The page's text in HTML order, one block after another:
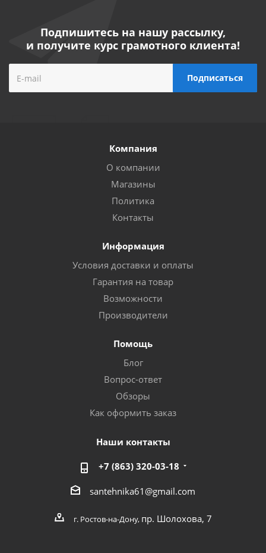
Подпишитесь на нашу рассылку,
и получите курс грамотного клиента!
Компания
О компании
Магазины
Политика
Контакты
Информация
Условия доставки и оплаты
Гарантия на товар
Возможности
Производители
Помощь
Блог
Вопрос-ответ
Обзоры
Как оформить заказ
Наши контакты
+7 (863) 320-03-18
santehnika61@gmail.com
г. Ростов-на-Дону, пр. Шолохова, 7